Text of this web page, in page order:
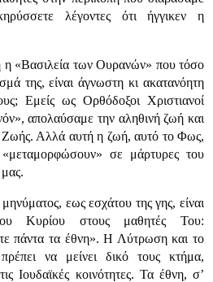
λέγοντες ότι ήγγικεν η
η «Βασιλεία των Ουρανών» που τόσο
της, είναι άγνωστη κι ακατανόητη
Εμείς ως Ορθόδοξοι Χριστιανοί
απολαύσαμε την αληθινή ζωή και
Ζωής. Αλλά αυτή η ζωή, αυτό το Φως,
σε μάρτυρες του
εως εσχάτου της γης, είναι
Κυρίου στους μαθητές Του:
πάντα τα έθνη». Η Λύτρωση και το
να μείνει δικό τους κτήμα,
Ιουδαϊκές κοινότητες. Τα έθνη, σ’